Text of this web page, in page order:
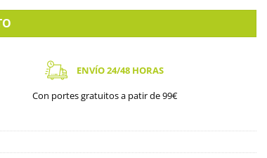
ENVÍO 24/48 HORAS
Con portes gratuitos a patir de 99€